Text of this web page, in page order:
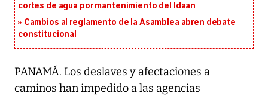
cortes de agua por mantenimiento del Idaan
Cambios al reglamento de la Asamblea abren debate
constitucional
PANAMÁ. Los deslaves y afectaciones a
caminos han impedido a las agencias